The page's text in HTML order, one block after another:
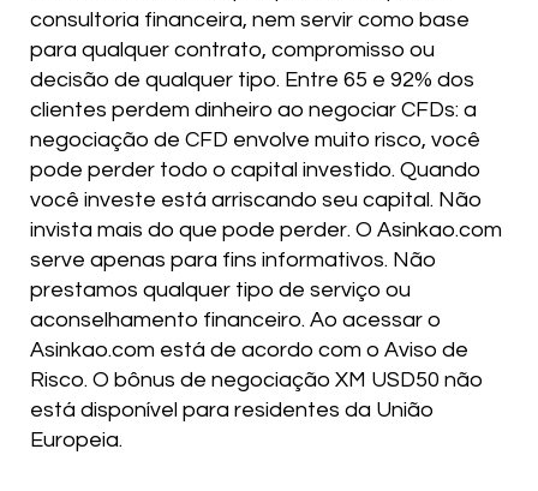
consultoria financeira, nem servir como base
para qualquer contrato, compromisso ou
decisão de qualquer tipo. Entre 65 e 92% dos
clientes perdem dinheiro ao negociar CFDs: a
negociação de CFD envolve muito risco, você
pode perder todo o capital investido. Quando
você investe está arriscando seu capital. Não
invista mais do que pode perder. O Asinkao.com
serve apenas para fins informativos. Não
prestamos qualquer tipo de serviço ou
aconselhamento financeiro. Ao acessar o
Asinkao.com está de acordo com o Aviso de
Risco. O bônus de negociação XM USD50 não
está disponível para residentes da União
Europeia.